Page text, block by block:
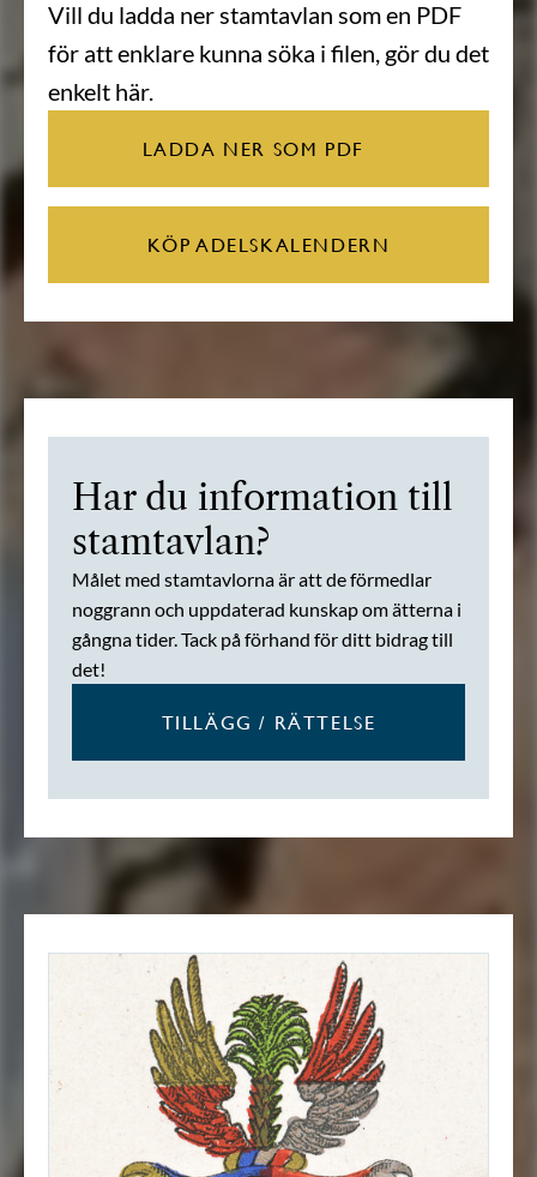
Vill du ladda ner stamtavlan som en PDF
för att enklare kunna söka i filen, gör du det
enkelt här.
LADDA NER SOM PDF
KÖP ADELSKALENDERN
Har du information till
stamtavlan?
Målet med stamtavlorna är att de förmedlar
noggrann och uppdaterad kunskap om ätterna i
gångna tider. Tack på förhand för ditt bidrag till
det!
TILLÄGG / RÄTTELSE